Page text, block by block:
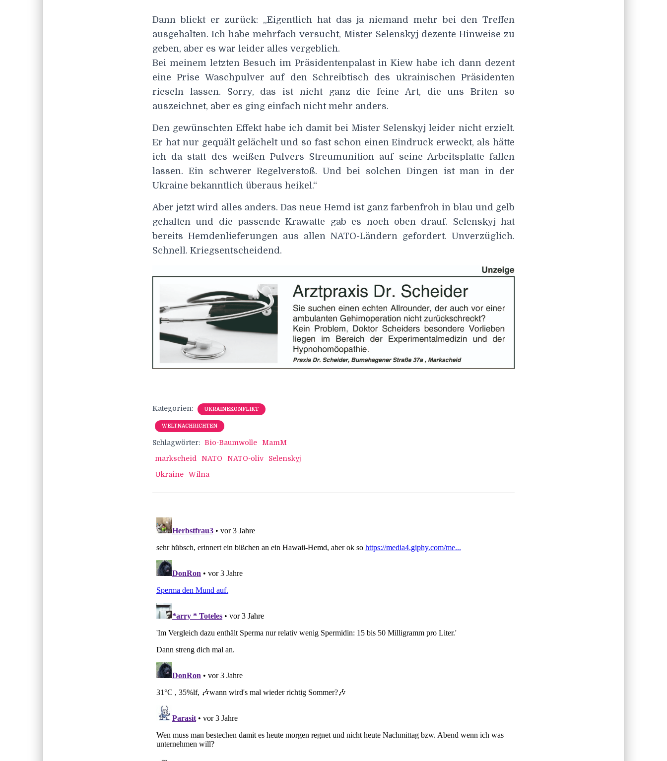
Dann blickt er zurück: „Eigentlich hat das ja niemand mehr bei den Treffen
ausgehalten. Ich habe mehrfach versucht, Mister Selenskyj dezente Hinweise zu
geben, aber es war leider alles vergeblich.
Bei meinem letzten Besuch im Präsidentenpalast in Kiew habe ich dann dezent
eine Prise Waschpulver auf den Schreibtisch des ukrainischen Präsidenten
rieseln lassen. Sorry, das ist nicht ganz die feine Art, die uns Briten so
auszeichnet, aber es ging einfach nicht mehr anders.
Den gewünschten Effekt habe ich damit bei Mister Selenskyj leider nicht erzielt.
Er hat nur gequält gelächelt und so fast schon einen Eindruck erweckt, als hätte
ich da statt des weißen Pulvers Streumunition auf seine Arbeitsplatte fallen
lassen. Ein schwerer Regelverstoß. Und bei solchen Dingen ist man in der
Ukraine bekanntlich überaus heikel.“
Aber jetzt wird alles anders. Das neue Hemd ist ganz farbenfroh in blau und gelb
gehalten und die passende Krawatte gab es noch oben drauf. Selenskyj hat
bereits Hemdenlieferungen aus allen NATO-Ländern gefordert. Unverzüglich.
Schnell. Kriegsentscheidend.
Kategorien: UKRAINEKONFLIKT
WELTNACHRICHTEN
Schlagwörter: Bio-Baumwolle
MamM
markscheid
NATO NATO-oliv
Selenskyj
Ukraine
Wilna